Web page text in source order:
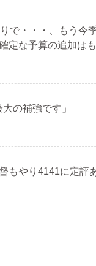
で・・・、もう今
定な予算の追加は
の補強です」
もやり4141に定評